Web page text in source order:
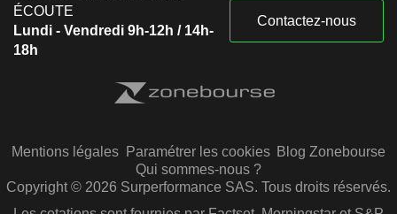
ÉCOUTE
Lundi - Vendredi 9h-12h / 14h-
18h
Contactez-nous
Mentions légales Paramétrer les cookies Blog Zonebourse
Qui sommes-nous ?
Copyright © 2026 Surperformance SAS. Tous droits réservés.